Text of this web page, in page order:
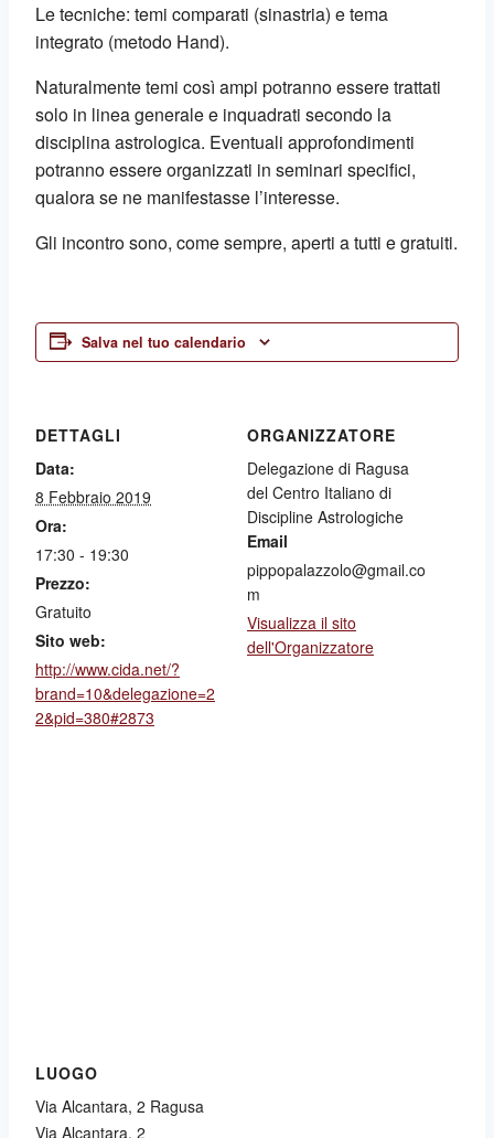
Le tecniche: temi comparati (sinastria) e tema
integrato (metodo Hand).
Naturalmente temi così ampi potranno essere trattati
solo in linea generale e inquadrati secondo la
disciplina astrologica. Eventuali approfondimenti
potranno essere organizzati in seminari specifici,
qualora se ne manifestasse l’interesse.
Gli incontro sono, come sempre, aperti a tutti e gratuiti.
Salva nel tuo calendario
DETTAGLI
Data:
8 Febbraio 2019
Ora:
17:30 - 19:30
Prezzo:
Gratuito
Sito web:
http://www.cida.net/?
brand=10&delegazione=2
2&pid=380#2873
ORGANIZZATORE
Delegazione di Ragusa
del Centro Italiano di
Discipline Astrologiche
Email
pippopalazzolo@gmail.co
m
Visualizza il sito
dell'Organizzatore
LUOGO
Via Alcantara, 2 Ragusa
Via Alcantara, 2